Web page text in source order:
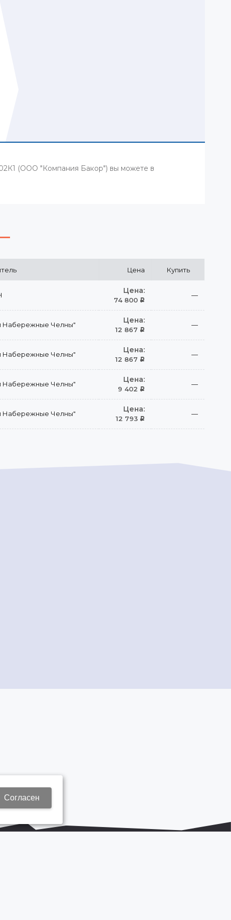
02К1 (ООО "Компания Бакор") вы можете в
Цена Купить
Цена:
74 800 Р
—
Набережные Челны" Цена:
12 867 Р
—
Набережные Челны" Цена:
12 867 Р
—
Набережные Челны" Цена:
9 402 Р
—
Набережные Челны" Цена:
12 793 Р
—
Согласен